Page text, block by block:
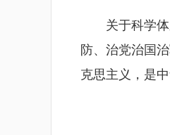
关于科学
防、治党治国
克思主义，是